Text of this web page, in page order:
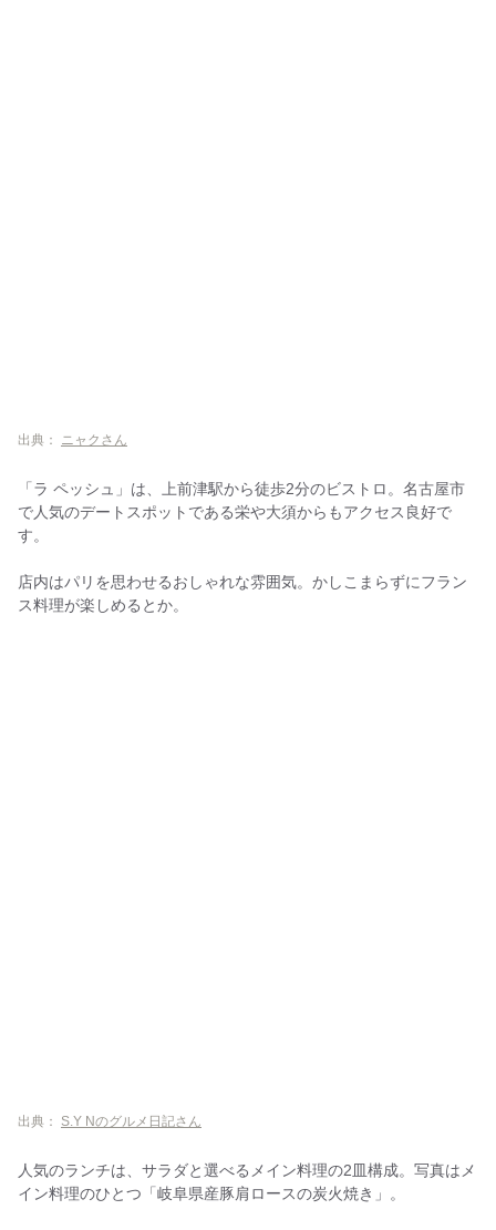
出典： ニャクさん
「ラ ペッシュ」は、上前津駅から徒歩2分のビストロ。名古屋市
で人気のデートスポットである栄や大須からもアクセス良好で
す。
店内はパリを思わせるおしゃれな雰囲気。かしこまらずにフラン
ス料理が楽しめるとか。
出典： S.Y Nのグルメ日記さん
人気のランチは、サラダと選べるメイン料理の2皿構成。写真はメ
イン料理のひとつ「岐阜県産豚肩ロースの炭火焼き」。